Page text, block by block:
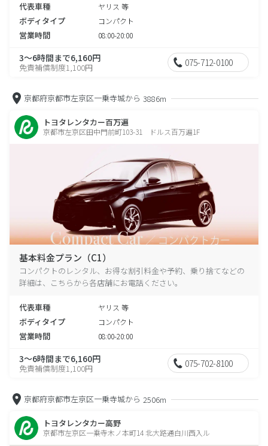
代表車種 ヤリス 等
ボディタイプ コンパクト
営業時間 08:00-20:00
3～6時間まで6,160円
免責補償制度1,100円 075-712-0100
京都府京都市左京区一乗寺城から 3886m
トヨタレンタカー百万遍
京都市左京区田中門前町103-31 ドルス百万遍1F
基本料金プラン（C1）
コンパクトのレンタル、お得な割引料金や予約、乗り捨てなどの
詳細は、こちらから各店舗にお電話ください。
代表車種 ヤリス 等
ボディタイプ コンパクト
営業時間 08:00-20:00
3～6時間まで6,160円
免責補償制度1,100円 075-702-8100
京都府京都市左京区一乗寺城から 2506m
トヨタレンタカー高野
京都市左京区一乗寺木ノ本町14 北大路通白川西入ル